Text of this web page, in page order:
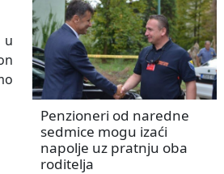
u
Penzioneri od naredne
sedmice mogu izaći
napolje uz pratnju oba
roditelja